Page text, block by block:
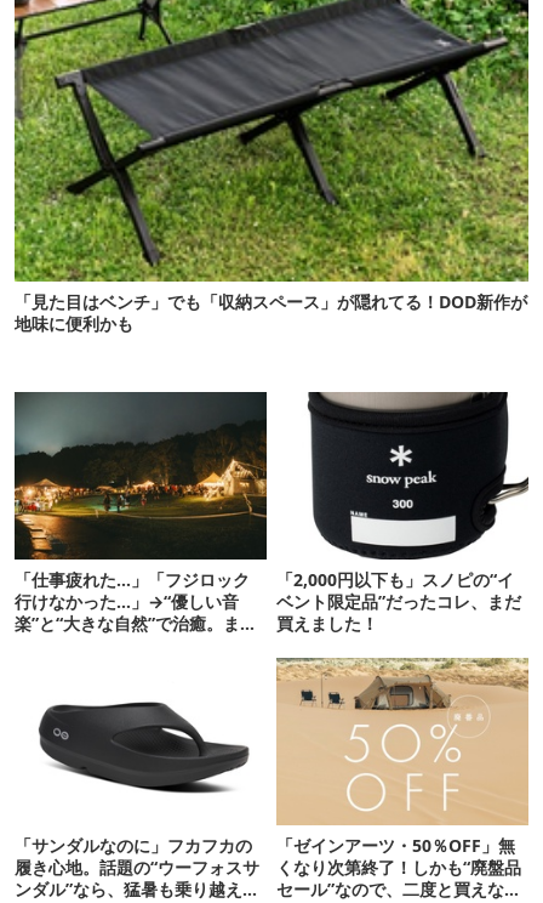
「見た目はベンチ」でも「収納スペース」が隠れてる！DOD新作が
地味に便利かも
「仕事疲れた…」「フジロック
行けなかった…」→“優しい音
楽”と“大きな自然”で治癒。まだ
「2,000円以下も」スノピの“イ
ベント限定品”だったコレ、まだ
買えました！
「サンダルなのに」フカフカの
履き心地。話題の“ウーフォスサ
ンダル”なら、猛暑も乗り越えら
「ゼインアーツ・50％OFF」無
くなり次第終了！しかも“廃盤品
セール”なので、二度と買えない